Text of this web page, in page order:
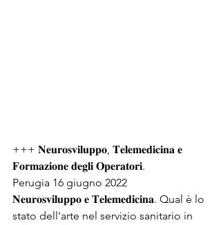
+++ 𝐍𝐞𝐮𝐫𝐨𝐬𝐯𝐢𝐥𝐮𝐩𝐩𝐨, 𝐓𝐞𝐥𝐞𝐦𝐞𝐝𝐢𝐜𝐢𝐧𝐚 𝐞
𝐅𝐨𝐫𝐦𝐚𝐳𝐢𝐨𝐧𝐞 𝐝𝐞𝐠𝐥𝐢 𝐎𝐩𝐞𝐫𝐚𝐭𝐨𝐫𝐢.
Perugia 16 giugno 2022
𝐍𝐞𝐮𝐫𝐨𝐬𝐯𝐢𝐥𝐮𝐩𝐩𝐨 𝐞 𝐓𝐞𝐥𝐞𝐦𝐞𝐝𝐢𝐜𝐢𝐧𝐚. Qual è lo
stato dell'arte nel servizio sanitario in